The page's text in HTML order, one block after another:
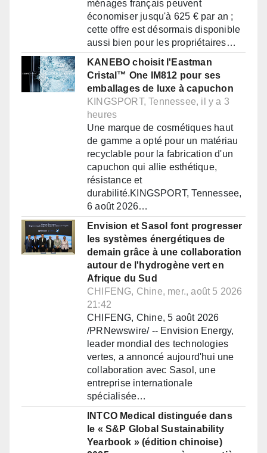
ménages français peuvent
économiser jusqu'à 625 € par an ;
cette offre est désormais disponible
aussi bien pour les propriétaires…
KANEBO choisit l'Eastman
Cristal™ One IM812 pour ses
emballages de luxe à capuchon
KINGSPORT, Tennessee, il y a 3
heures
Une marque de cosmétiques haut
de gamme a opté pour un matériau
recyclable pour la fabrication d'un
capuchon qui allie esthétique,
résistance et
durabilité.KINGSPORT, Tennessee,
6 août 2026…
Envision et Sasol font progresser
les systèmes énergétiques de
demain grâce à une collaboration
autour de l'hydrogène vert en
Afrique du Sud
CHIFENG, Chine, mer., août 5 2026
21:42
CHIFENG, Chine, 5 août 2026
/PRNewswire/ -- Envision Energy,
leader mondial des technologies
vertes, a annoncé aujourd'hui une
collaboration avec Sasol, une
entreprise internationale
spécialisée…
INTCO Medical distinguée dans
le « S&P Global Sustainability
Yearbook » (édition chinoise)